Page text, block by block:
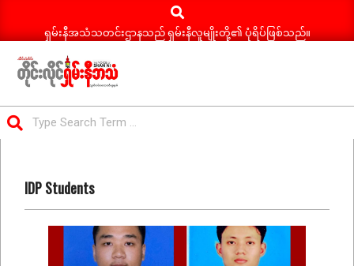
Search
ရှမ်းနီအသံသတင်းဌာနသည် ရှမ်းနီလူမျိုးတို့၏ ပုံရိပ်ဖြစ်သည်။
ရှမ်း
နီ
သတင်း
MenuIDP Students